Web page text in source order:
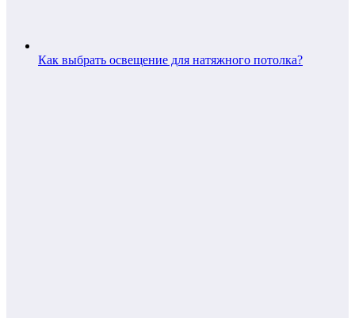
Как выбрать освещение для натяжного потолка?